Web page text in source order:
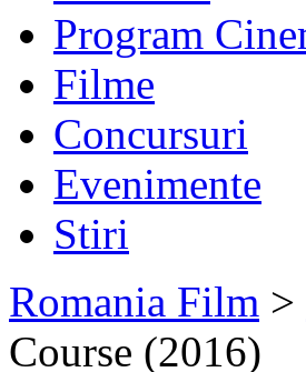
Program
Filme
Concursuri
Evenimente
Stiri
Romania Film >
Course (2016)